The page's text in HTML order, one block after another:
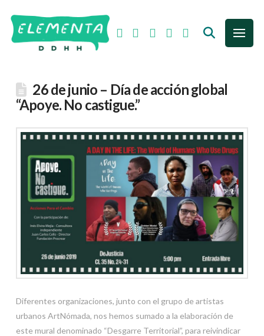
26 de junio – Día de acción global
“Apoye. No castigue.”
Diferentes organizaciones, junto con el grupo de artistas
urbanos ArtNómada, nos hemos sumado a la elaboración de
este mural denominado “Desgarre Territorial”, para reivindicar